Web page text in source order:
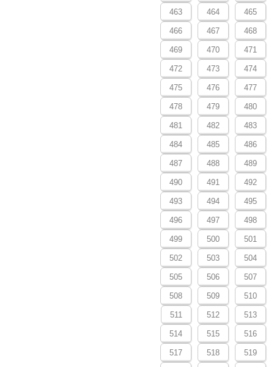
463 464 465
466 467 468
469 470 471
472 473 474
475 476 477
478 479 480
481 482 483
484 485 486
487 488 489
490 491 492
493 494 495
496 497 498
499 500 501
502 503 504
505 506 507
508 509 510
511 512 513
514 515 516
517 518 519